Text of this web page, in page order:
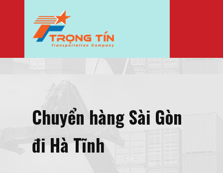
Chuyển hàng Sài Gòn
đi Hà Tĩnh